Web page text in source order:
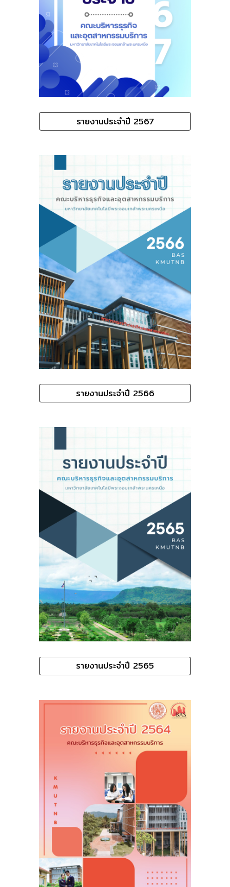
รายงานประจำปี 2567
รายงานประจำปี 2566
รายงานประจำปี 2565